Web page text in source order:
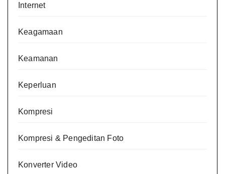
Internet
Keagamaan
Keamanan
Keperluan
Kompresi
Kompresi & Pengeditan Foto
Konverter Video